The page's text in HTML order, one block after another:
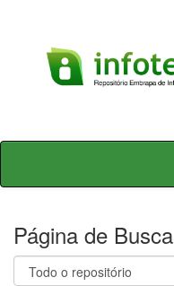
Skip
Página de Busca